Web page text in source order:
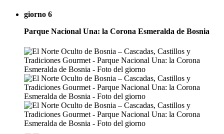
giorno 6
Parque Nacional Una: la Corona Esmeralda de Bosnia